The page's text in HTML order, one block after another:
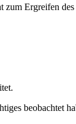
Ergreifen
beobachtet